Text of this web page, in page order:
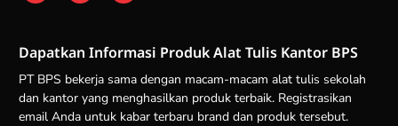
Dapatkan Informasi Produk Alat Tulis Kantor BPS
PT BPS bekerja sama dengan macam-macam alat tulis sekolah
dan kantor yang menghasilkan produk terbaik. Registrasikan
email Anda untuk kabar terbaru brand dan produk tersebut.